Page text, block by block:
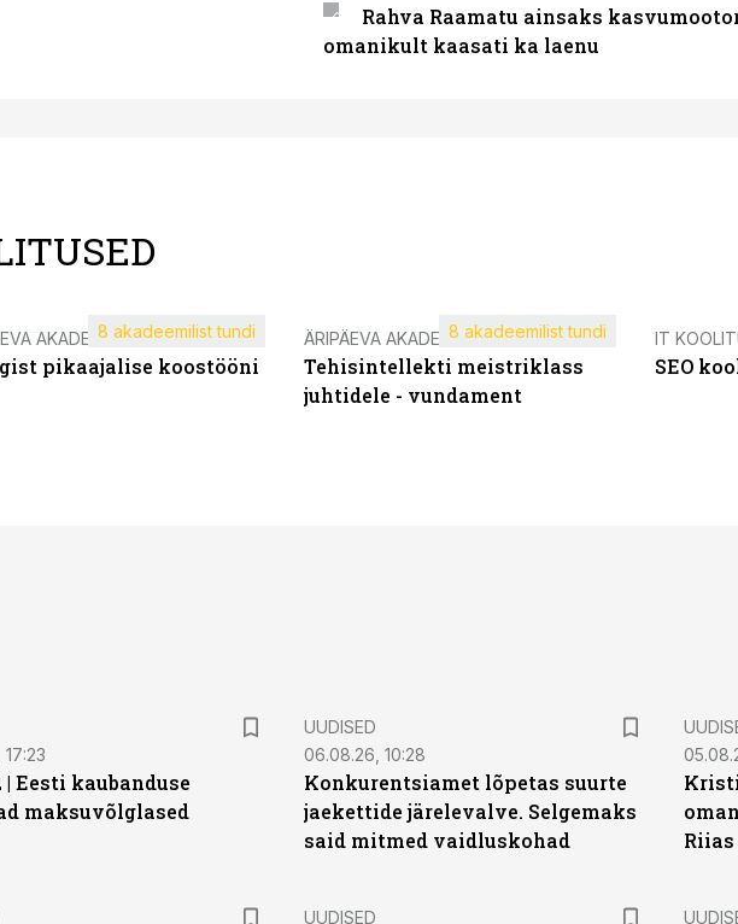
Rahva Raamatu ainsaks
omanikult kaasati ka laenu
AKADEEMIA
pikaajalise koostööni
8 akadeemilist tundi ÄRIPÄEVA AKADEEMIA
Tehisintellekti meistriklass
juhtidele - vundament
8 akadeemilist tundi IT
SEO
| Eesti kaubanduse
maksuvõlglased
UUDISED
06.08.26, 10:28
Konkurentsiamet lõpetas suurte
jaekettide järelevalve. Selgemaks
said mitmed vaidluskohad
Riias
UUDISED